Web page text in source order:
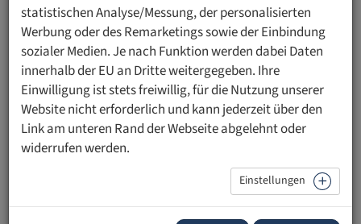
David Rosenthal
Team Head | Partner
Team Head und Partner
VISCHER
statistischen Analyse/Messung, der personalisierten
Werbung oder des Remarketings sowie der Einbindung
sozialer Medien. Je nach Funktion werden dabei Daten
innerhalb der EU an Dritte weitergegeben. Ihre
Einwilligung ist stets freiwillig, für die Nutzung unserer
Website nicht erforderlich und kann jederzeit über den
Link am unteren Rand der Webseite abgelehnt oder
widerrufen werden.
Einstellungen